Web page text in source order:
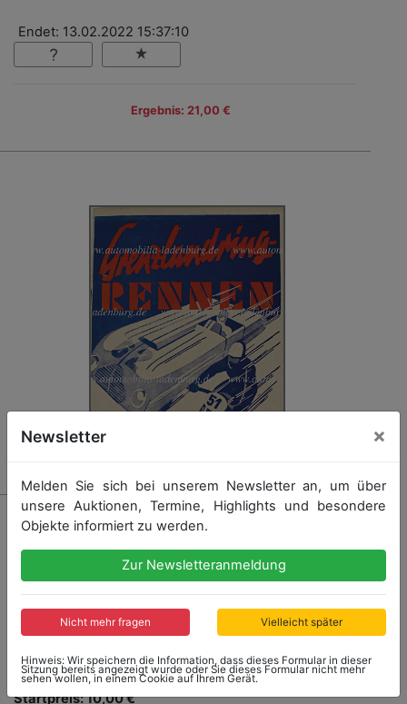
Endet: 13.02.2022 15:37:10
Ergebnis: 21,00 €
1505
Programmheft Grenzlandringrennen
19.September.1948, Teilnehmer u.a. Karl Kling, Toni
Ulmen, Karl Schäufele, Ralph Roese, Karl Bossong,
Josef Hummels auf Vertias, Willi Krakau, Hans Roth auf
BMW, Egon Brütsch auf Maserati, Helmut Deutz auf
Alfa Romeo,...mehr
Startpreis: 10,00 €
Newsletter ×
Melden Sie sich bei unserem Newsletter an, um über
unsere Auktionen, Termine, Highlights und besondere
Objekte informiert zu werden.
Zur Newsletteranmeldung
Nicht mehr fragen Vielleicht später
Hinweis: Wir speichern die Information, dass dieses Formular in dieser
Sitzung bereits angezeigt wurde oder Sie dieses Formular nicht mehr
sehen wollen, in einem Cookie auf Ihrem Gerät.